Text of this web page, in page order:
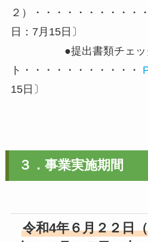
２）・・・・・・・・・・
日：7月15日〕
●提出書類チェッ
ト・・・・・・・・・・・
15日〕
３．事業実施期間
令和4年６月２２日